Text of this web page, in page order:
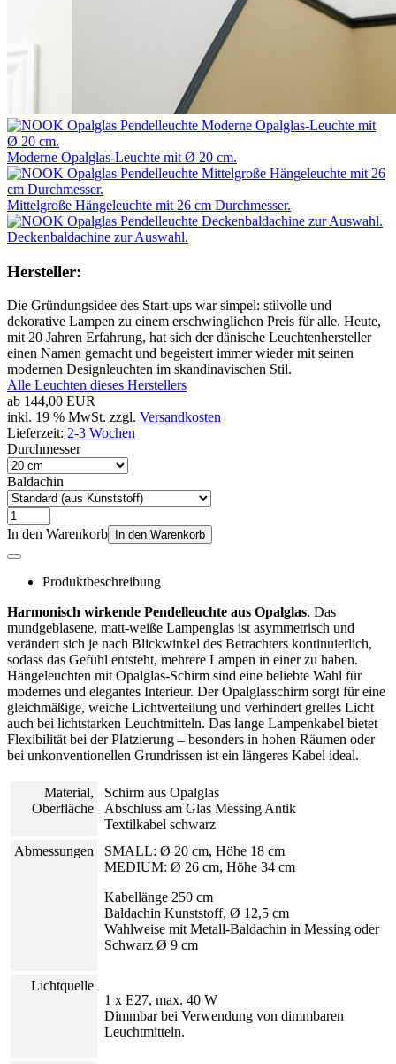
Moderne Opalglas-Leuchte mit Ø 20 cm.
Mittelgroße Hängeleuchte mit 26 cm Durchmesser.
Deckenbaldachine zur Auswahl.
Hersteller:
Die Gründungsidee des Start-ups war simpel: stilvolle und
dekorative Lampen zu einem erschwinglichen Preis für alle. Heute,
mit 20 Jahren Erfahrung, hat sich der dänische Leuchtenhersteller
einen Namen gemacht und begeistert immer wieder mit seinen
modernen Designleuchten im skandinavischen Stil.
Alle Leuchten dieses Herstellers
ab 144,00 EUR
inkl. 19 % MwSt. zzgl. Versandkosten
Lieferzeit: 2-3 Wochen
Durchmesser
Baldachin
In den Warenkorb In den Warenkorb
Produktbeschreibung
Harmonisch wirkende Pendelleuchte aus Opalglas. Das
mundgeblasene, matt-weiße Lampenglas ist asymmetrisch und
verändert sich je nach Blickwinkel des Betrachters kontinuierlich,
sodass das Gefühl entsteht, mehrere Lampen in einer zu haben.
Hängeleuchten mit Opalglas-Schirm sind eine beliebte Wahl für
modernes und elegantes Interieur. Der Opalglasschirm sorgt für eine
gleichmäßige, weiche Lichtverteilung und verhindert grelles Licht
auch bei lichtstarken Leuchtmitteln. Das lange Lampenkabel bietet
Flexibilität bei der Platzierung – besonders in hohen Räumen oder
bei unkonventionellen Grundrissen ist ein längeres Kabel ideal.
Material,
Oberfläche
Schirm aus Opalglas
Abschluss am Glas Messing Antik
Textilkabel schwarz
Abmessungen
SMALL: Ø 20 cm, Höhe 18 cm
MEDIUM: Ø 26 cm, Höhe 34 cm
Kabellänge 250 cm
Baldachin Kunststoff, Ø 12,5 cm
Wahlweise mit Metall-Baldachin in Messing oder
Schwarz Ø 9 cm
Lichtquelle
1 x E27, max. 40 W
Dimmbar bei Verwendung von dimmbaren
Leuchtmitteln.